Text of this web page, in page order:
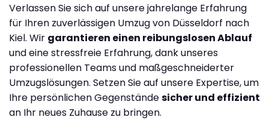
Verlassen Sie sich auf unsere jahrelange Erfahrung
für Ihren zuverlässigen Umzug von Düsseldorf nach
Kiel. Wir garantieren einen reibungslosen Ablauf
und eine stressfreie Erfahrung, dank unseres
professionellen Teams und maßgeschneiderter
Umzugslösungen. Setzen Sie auf unsere Expertise, um
Ihre persönlichen Gegenständesicher und effizient
an Ihr neues Zuhause zu bringen.